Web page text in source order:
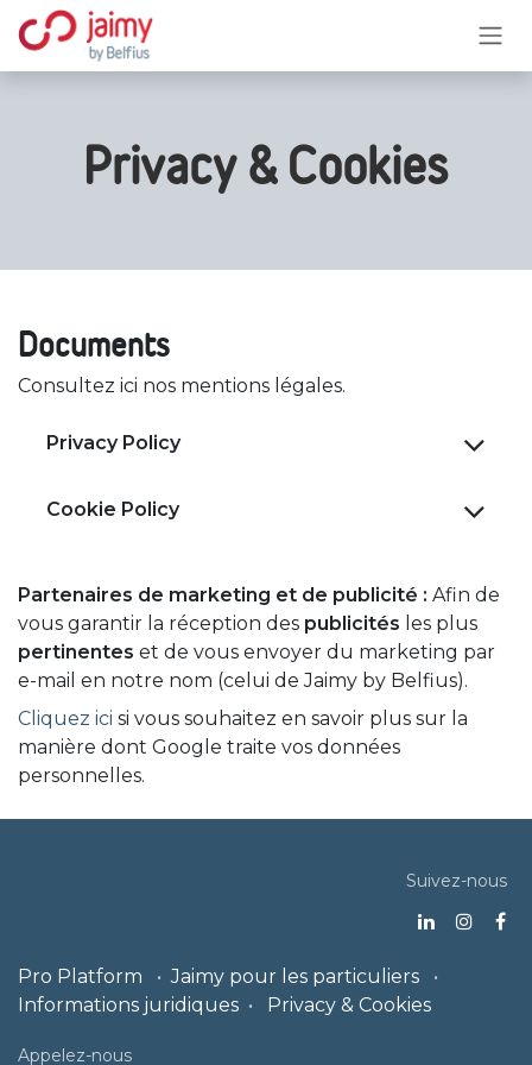
Se rendre au contenu
Privacy & Cookies
Documents
Consultez ici nos mentions légales.
Privacy Policy
Cookie Policy
Partenaires de marketing et de publicité : Afin de
vous garantir la réception des publicités les plus
pertinentes et de vous envoyer du marketing par
e-mail en notre nom (celui de Jaimy by Belfius).
Cliquez ici si vous souhaitez en savoir plus sur la
manière dont Google traite vos données
personnelles.
Suivez-nous
Pro Platform • Jaimy pour les particuliers
•
Informations juridiques • Privacy & Cookies
Appelez-nous